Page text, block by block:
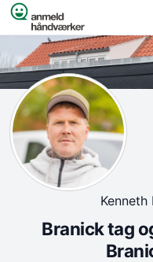
Spring til indhold
Kenneth
Branick tag